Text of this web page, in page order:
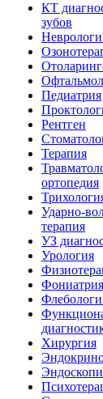
КТ
зубов
Педиатрия
Рентген
Терапия
ортопедия
Ударно-
терапия
УЗ
Урология
Фониатрия
Хирургия